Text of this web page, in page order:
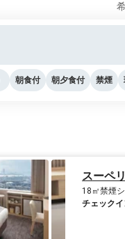
朝食付 朝夕食付 禁煙
スーペ
18㎡禁煙
チェック